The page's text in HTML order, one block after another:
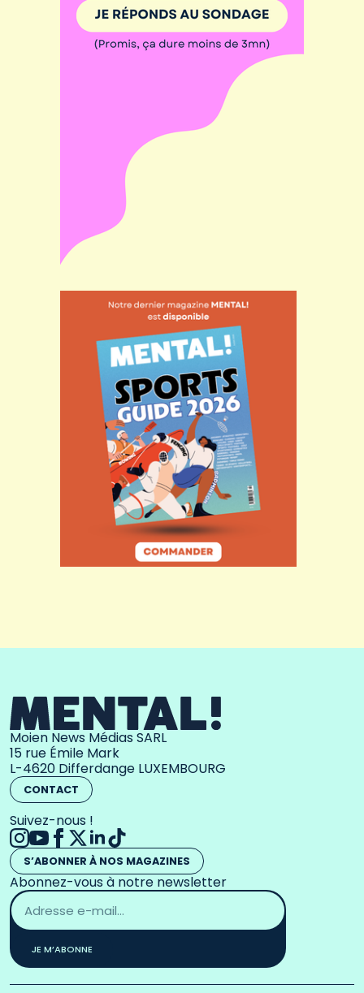
Moien News Médias SARL
15 rue Émile Mark
L-4620 Differdange LUXEMBOURG
CONTACT
Suivez-nous !
S’ABONNER À NOS MAGAZINES
Abonnez-vous à notre newsletter
Adresse
email
*
JE M’ABONNE